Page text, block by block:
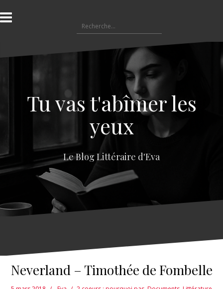
l
a
e
e
Tu vas t'abîmer les
yeux
Le Blog Littéraire d'Eva
Neverland – Timothée de Fombelle